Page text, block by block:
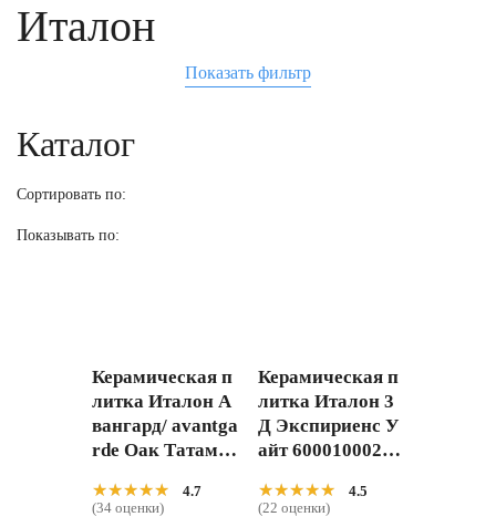
Италон
Показать фильтр
Каталог
Сортировать по:
Показывать по:
Керамическая п
литка Италон А
вангард/ avantga
rde Оак Татами
жевый 20x80
★★★★★
★★★★★
4.7
(34 оценки)
Керамическая п
литка Италон 3
Д Экспириенс У
айт 60001000215
★★★★★
★★★★★
4.5
(22 оценки)